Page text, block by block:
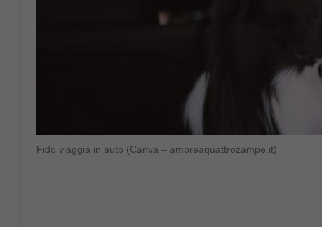
Fido viaggia in auto (Canva – amoreaquattrozampe.it)